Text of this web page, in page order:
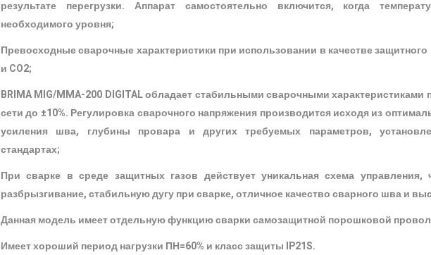
результате перегрузки. Аппарат самостоятельно включится, когда
необходимого уровня;
Превосходные сварочные характеристики при использовании в качестве защитного
и CO2;
BRIMA MIG/MMA-200 DIGITAL обладает стабильными сварочными характеристиками
сети до ±10%. Регулировка сварочного напряжения производится исходя из
усиления шва, глубины провара и других требуемых параметров,
стандартах;
При сварке в среде защитных газов действует уникальная схема управления,
разбрызгивание, стабильную дугу при сварке, отличное качество сварного шва и
Данная модель имеет отдельную функцию сварки самозащитной порошковой
Имеет хороший период нагрузки ПН=60% и класс защиты IP21S.